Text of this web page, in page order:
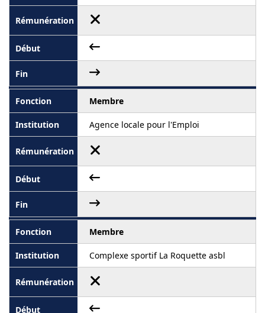
Membre
Agence locale pour l'Emploi
Membre
Complexe sportif La Roquette asbl